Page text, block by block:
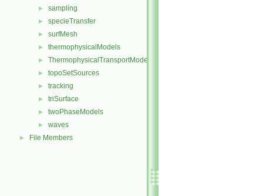
► sampling
► specieTransfer
► surfMesh
► thermophysicalModels
► ThermophysicalTransportModels
► topoSetSources
► tracking
► triSurface
► twoPhaseModels
► waves
► File Members